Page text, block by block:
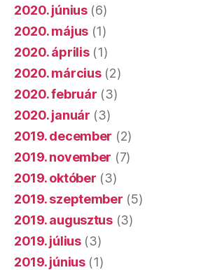
2020. június(6)
2020. május (1)
2020. április(1)
2020. március(2)
2020. február (3)
2020. január (3)
2019. december (2)
2019. november (7)
2019. október (3)
2019. szeptember (5)
2019. augusztus(3)
2019. július(3)
2019. június(1)